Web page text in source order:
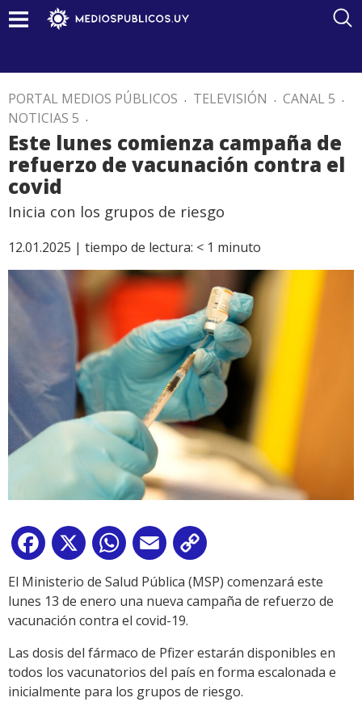
PORTAL MEDIOS PÚBLICOS . TELEVISIÓN . CANAL 5 .
NOTICIAS 5 .
Este lunes comienza campaña de
refuerzo de vacunación contra el
covid
Inicia con los grupos de riesgo
12.01.2025 | tiempo de lectura: < 1 minuto
Facebook
X WhatsApp
Email
Link
El Ministerio de Salud Pública (MSP) comenzará este
lunes 13 de enero una nueva campaña de refuerzo de
vacunación contra el covid-19.
Las dosis del fármaco de Pfizer estarán disponibles en
todos los vacunatorios del país en forma escalonada e
inicialmente para los grupos de riesgo.